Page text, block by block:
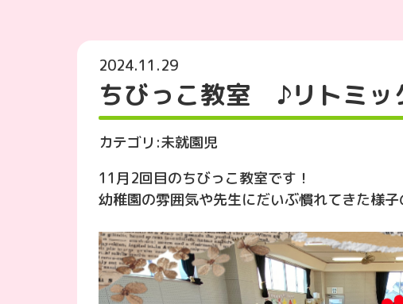
2024.11.29
ちびっこ教室 ♪リトミッ
カテゴリ:未就園児
11月2回目のちびっこ教室です！
幼稚園の雰囲気や先生にだいぶ慣れてきた様